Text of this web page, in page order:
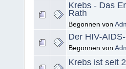
Krebs - Das
Rath
Begonnen von
Der HIV-
Begonnen von
Krebs ist seit